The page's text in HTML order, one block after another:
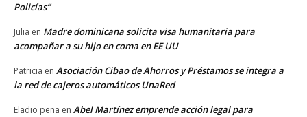
Policías”
Julia en Madre dominicana solicita visa humanitaria para
acompañar a su hijo en coma en EE UU
Patricia en Asociación Cibao de Ahorros y Préstamos se integra a
la red de cajeros automáticos UnaRed
Eladio peña en Abel Martínez emprende acción legal para